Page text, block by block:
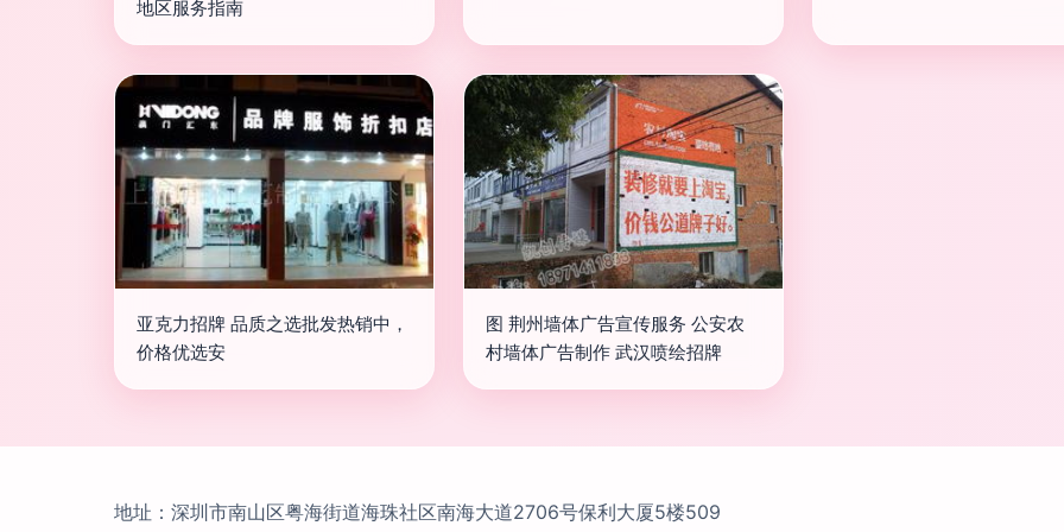
地区服务指南
亚克力招牌 品质之选批发热销中，
价格优选安
图 荆州墙体广告宣传服务 公安农
村墙体广告制作 武汉喷绘招牌
地址：深圳市南山区粤海街道海珠社区南海大道2706号保利大厦5楼509